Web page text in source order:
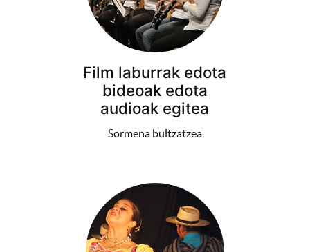
Film laburrak edota
bideoak edota
audioak egitea
Sormena bultzatzea